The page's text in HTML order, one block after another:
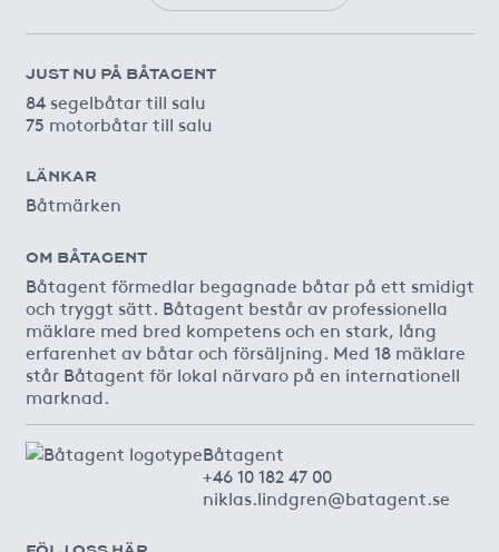
JUST NU PÅ BÅTAGENT
84 segelbåtar till salu
75 motorbåtar till salu
LÄNKAR
Båtmärken
OM BÅTAGENT
Båtagent förmedlar begagnade båtar på ett smidigt
och tryggt sätt. Båtagent består av professionella
mäklare med bred kompetens och en stark, lång
erfarenhet av båtar och försäljning. Med 18 mäklare
står Båtagent för lokal närvaro på en internationell
marknad.
Båtagent
+46 10 182 47 00
niklas.lindgren@batagent.se